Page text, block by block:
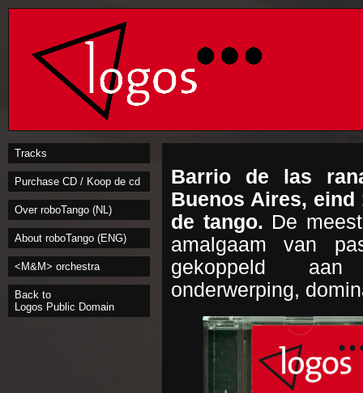
Tracks
Purchase CD / Koop de cd
Over roboTango (NL)
About roboTango (ENG)
<M&M> orchestra
Back to
Logos Public Domain
Barrio de las
Buenos Aires, eind
de tango. De
amalgaam van
gekoppeld aan
onderwerping,